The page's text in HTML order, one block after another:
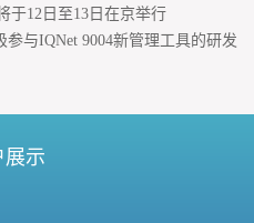
于12日至13日在京举行
参与IQNet 9004新管理工具的研发
展示